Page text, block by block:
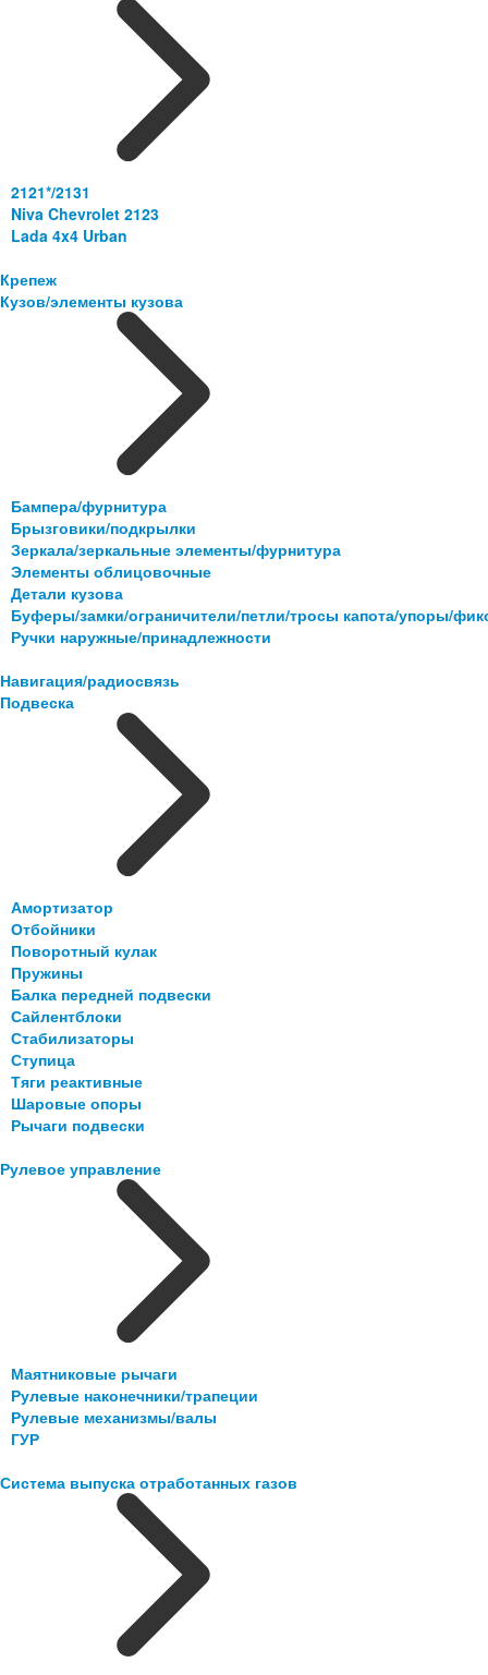
2121*/2131
Niva Chevrolet 2123
Lada 4x4 Urban
Крепеж
Кузов/элементы кузова
Бампера/фурнитура
Брызговики/подкрылки
Зеркала/зеркальные элементы/фурнитура
Элементы облицовочные
Детали кузова
Буферы/замки/ограничители/петли/тросы капота/упоры/
Ручки наружные/принадлежности
Навигация/радиосвязь
Подвеска
Амортизатор
Отбойники
Поворотный кулак
Пружины
Балка передней подвески
Сайлентблоки
Стабилизаторы
Ступица
Тяги реактивные
Шаровые опоры
Рычаги подвески
Рулевое управление
Маятниковые рычаги
Рулевые наконечники/трапеции
Рулевые механизмы/валы
ГУР
Система выпуска отработанных газов